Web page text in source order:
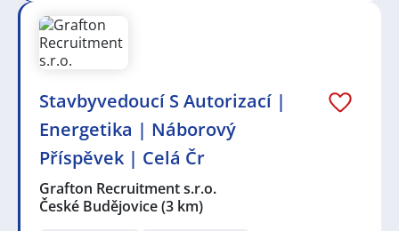
Stavbyvedoucí S Autorizací |
Energetika | Náborový
Příspěvek | Celá Čr
Grafton Recruitment s.r.o.
České Budějovice(3 km)